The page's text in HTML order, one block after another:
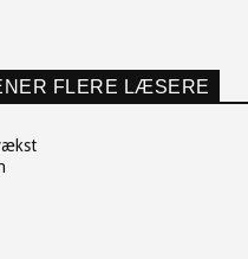
FLERE LÆSERE